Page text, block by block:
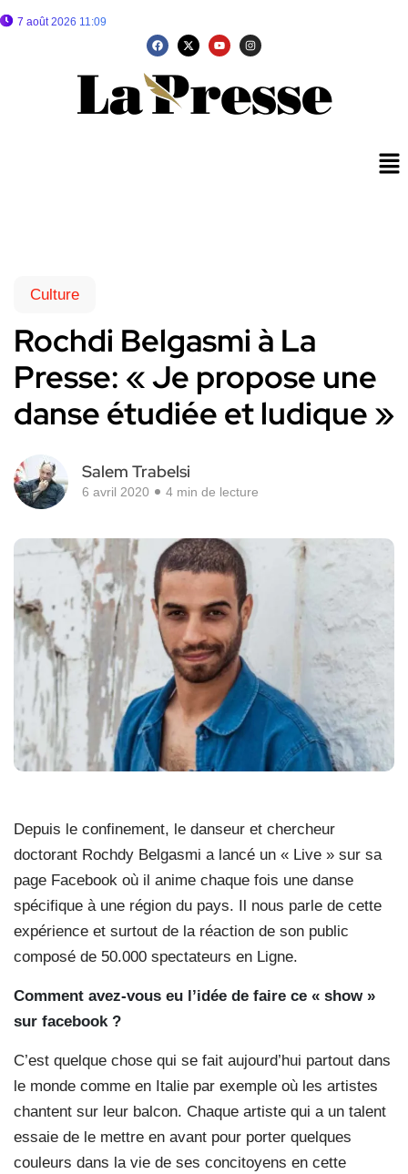
7 août 2026 11:09
Culture
Rochdi Belgasmi à La
Presse: « Je propose une
danse étudiée et ludique »
Salem Trabelsi
6 avril 2020 4 min de lecture
Depuis le confinement, le danseur et chercheur
doctorant Rochdy Belgasmi a lancé un « Live » sur sa
page Facebook où il anime chaque fois une danse
spécifique à une région du pays. Il nous parle de cette
expérience et surtout de la réaction de son public
composé de 50.000 spectateurs en Ligne.
Comment avez-vous eu l’idée de faire ce « show »
sur facebook ?
C’est quelque chose qui se fait aujourd’hui partout dans
le monde comme en Italie par exemple où les artistes
chantent sur leur balcon. Chaque artiste qui a un talent
essaie de le mettre en avant pour porter quelques
couleurs dans la vie de ses concitoyens en cette